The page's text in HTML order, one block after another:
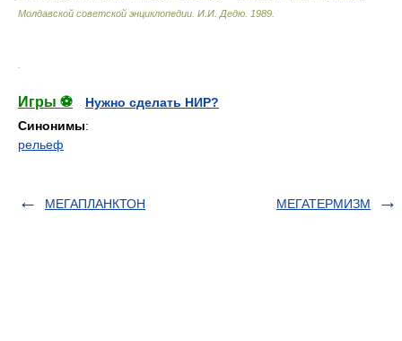
Молдавской советской энциклопедии И.И. Дедю 1989
Игры ⚽
Нужно сделать НИР?
Синонимы:
рельеф
МЕГАПЛАНКТОН МЕГАТЕРМИЗМ